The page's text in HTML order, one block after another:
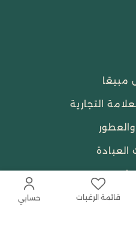
قائمة الرغبات حسابي
مبيعًا
التجارية
العبادة